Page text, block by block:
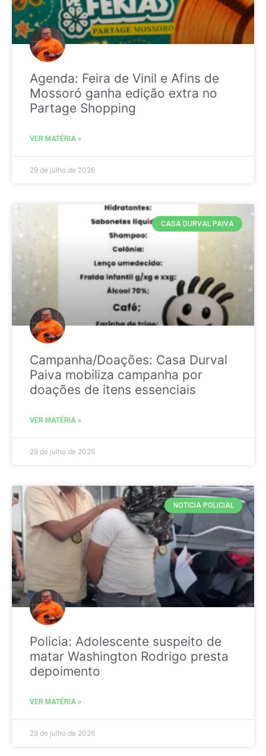
Agenda: Feira de Vinil e Afins de
Mossoró ganha edição extra no
Partage Shopping
VER MATÉRIA »
29 de julho de 2026
CASA DURVAL PAIVA
Campanha/Doações: Casa Durval
Paiva mobiliza campanha por
doações de itens essenciais
VER MATÉRIA »
29 de julho de 2026
NOTICIA POLICIAL
Policia: Adolescente suspeito de
matar Washington Rodrigo presta
depoimento
VER MATÉRIA »
29 de julho de 2026